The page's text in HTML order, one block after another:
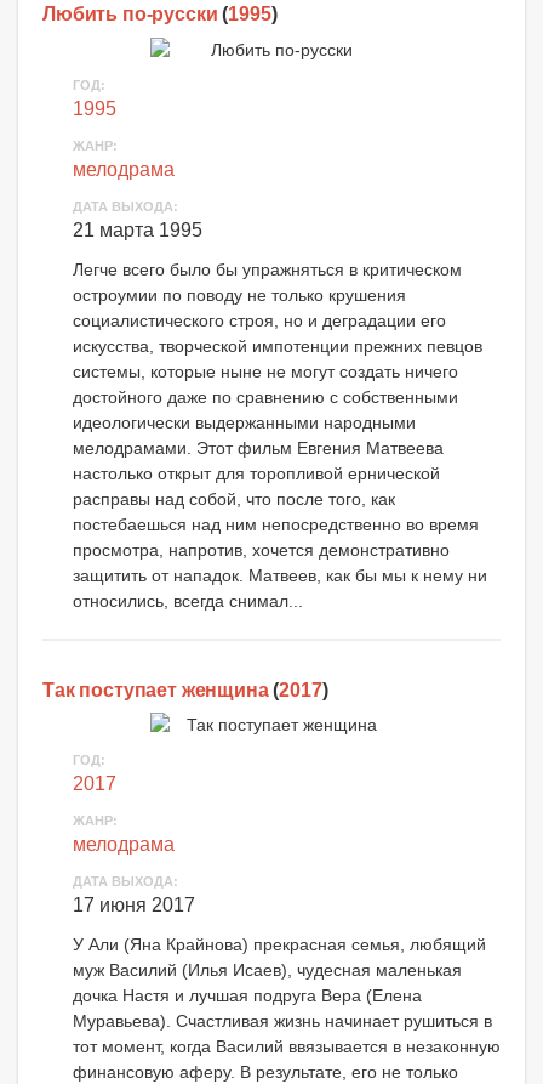
Любить по-русски (1995)
ГОД:
1995
ЖАНР:
мелодрама
ДАТА ВЫХОДА:
21 марта 1995
Легче всего было бы упражняться в критическом
остроумии по поводу не только крушения
социалистического строя, но и деградации его
искусства, творческой импотенции прежних певцов
системы, которые ныне не могут создать ничего
достойного даже по сравнению с собственными
идеологически выдержанными народными
мелодрамами. Этот фильм Евгения Матвеева
настолько открыт для торопливой ернической
расправы над собой, что после того, как
постебаешься над ним непосредственно во время
просмотра, напротив, хочется демонстративно
защитить от нападок. Матвеев, как бы мы к нему ни
относились, всегда снимал...
Так поступает женщина(2017)
ГОД:
2017
ЖАНР:
мелодрама
ДАТА ВЫХОДА:
17 июня 2017
У Али (Яна Крайнова) прекрасная семья, любящий
муж Василий (Илья Исаев), чудесная маленькая
дочка Настя и лучшая подруга Вера (Елена
Муравьева). Счастливая жизнь начинает рушиться в
тот момент, когда Василий ввязывается в незаконную
финансовую аферу. В результате, его не только